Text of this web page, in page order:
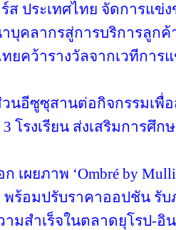
ส ประเทศไทย จัดการแ
บุคลากรสู่การบริการลูก
ยคว้ารางวัลจากเวทีการ
นอีซูซุสานต่อกิจกรรมเพื่
3 โรงเรียน ส่งเสริมการศึ
เผยภาพ ‘Ombré by
พร้อมปรับราคาออปชัน รั
ามสำเร็จในตลาดยุโรป-อิ